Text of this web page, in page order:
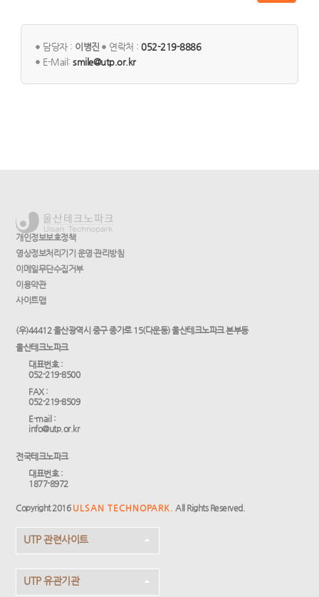
담당자 : 이병진 연락처 :052-219-8886
E-Mail:smile@utp.or.kr
개인정보보호정책
영상정보처리기기 운영·관리방침
이메일무단수집거부
이용약관
사이트맵
(우)44412 울산광역시 중구 종가로 15(다운동) 울산테크노파크 본부동
울산테크노파크
대표번호 :
052-219-8500
FAX :
052-219-8509
E-mail :
info@utp.or.kr
전국테크노파크
대표번호 :
1877-8972
Copyright 2016 ULSAN TECHNOPARK. All Rights Reserved.
UTP 관련사이트
UTP 유관기관